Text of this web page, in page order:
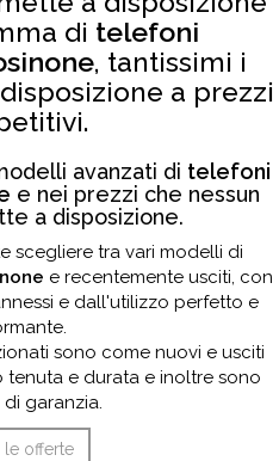
di telefoni
, tantissimi i
a prezzi
avanzati di telefoni
e nei prezzi che nessun
a disposizione.
scegliere tra vari modelli di
e recentemente usciti, con
e dall'utilizzo perfetto e
sono come nuovi e usciti
e durata e inoltre sono
garanzia.
le offerte